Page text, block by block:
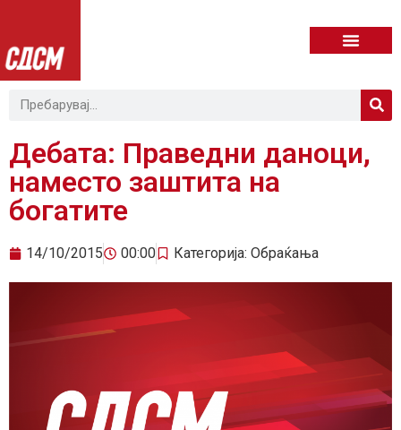
Дебата: Праведни даноци,
наместо заштита на
богатите
14/10/2015 00:00 Категорија: Обраќања